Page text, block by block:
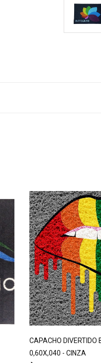
CAPACHO DIVERTIDO
0,60X,040 - CINZA